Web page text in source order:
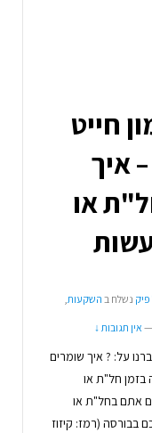
חייט
איך
או
פיק נשלח ב השקעות,
— אין תגובות ↓
על: ? איך שומרים
בזמן חל"ת או
אתם בחל"ת או
בבורסה (רמז: קיזוז